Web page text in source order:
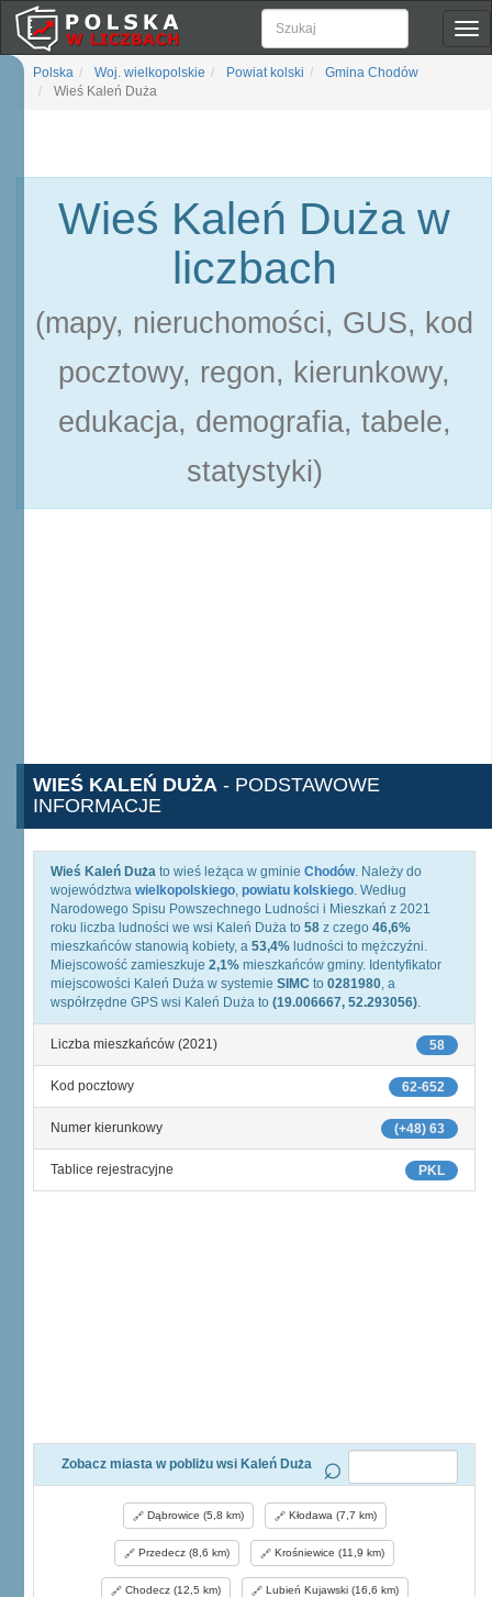
Polska Woj. wielkopolskie Powiat kolski
Gmina Chodów
Wieś Kaleń Duża
Wieś Kaleń Duża w
liczbach
(mapy, nieruchomości, GUS, kod
pocztowy, regon, kierunkowy,
edukacja, demografia, tabele,
statystyki)
WIEŚ KALEŃ DUŻA - PODSTAWOWE
INFORMACJE
Wieś Kaleń Duża to wieś leżąca w gminie Chodów. Należy do
województwa wielkopolskiego, powiatu kolskiego. Według
Narodowego Spisu Powszechnego Ludności i Mieszkań z 2021
roku liczba ludności we wsi Kaleń Duża to 58 z czego 46,6%
mieszkańców stanowią kobiety, a 53,4% ludności to mężczyźni.
Miejscowość zamieszkuje 2,1% mieszkańców gminy. Identyfikator
miejscowości Kaleń Duża w systemie SIMC to 0281980, a
współrzędne GPS wsi Kaleń Duża to (19.006667, 52.293056).
58
Liczba mieszkańców (2021)
62-652
Kod pocztowy
(+48) 63
Numer kierunkowy
PKL
Tablice rejestracyjne
Zobacz miasta w pobliżu wsi Kaleń Duża
Dąbrowice (5,8 km) Kłodawa (7,7 km)
Przedecz (8,6 km) Krośniewice (11,9 km)
Chodecz (12,5 km) Lubień Kujawski (16,6 km)